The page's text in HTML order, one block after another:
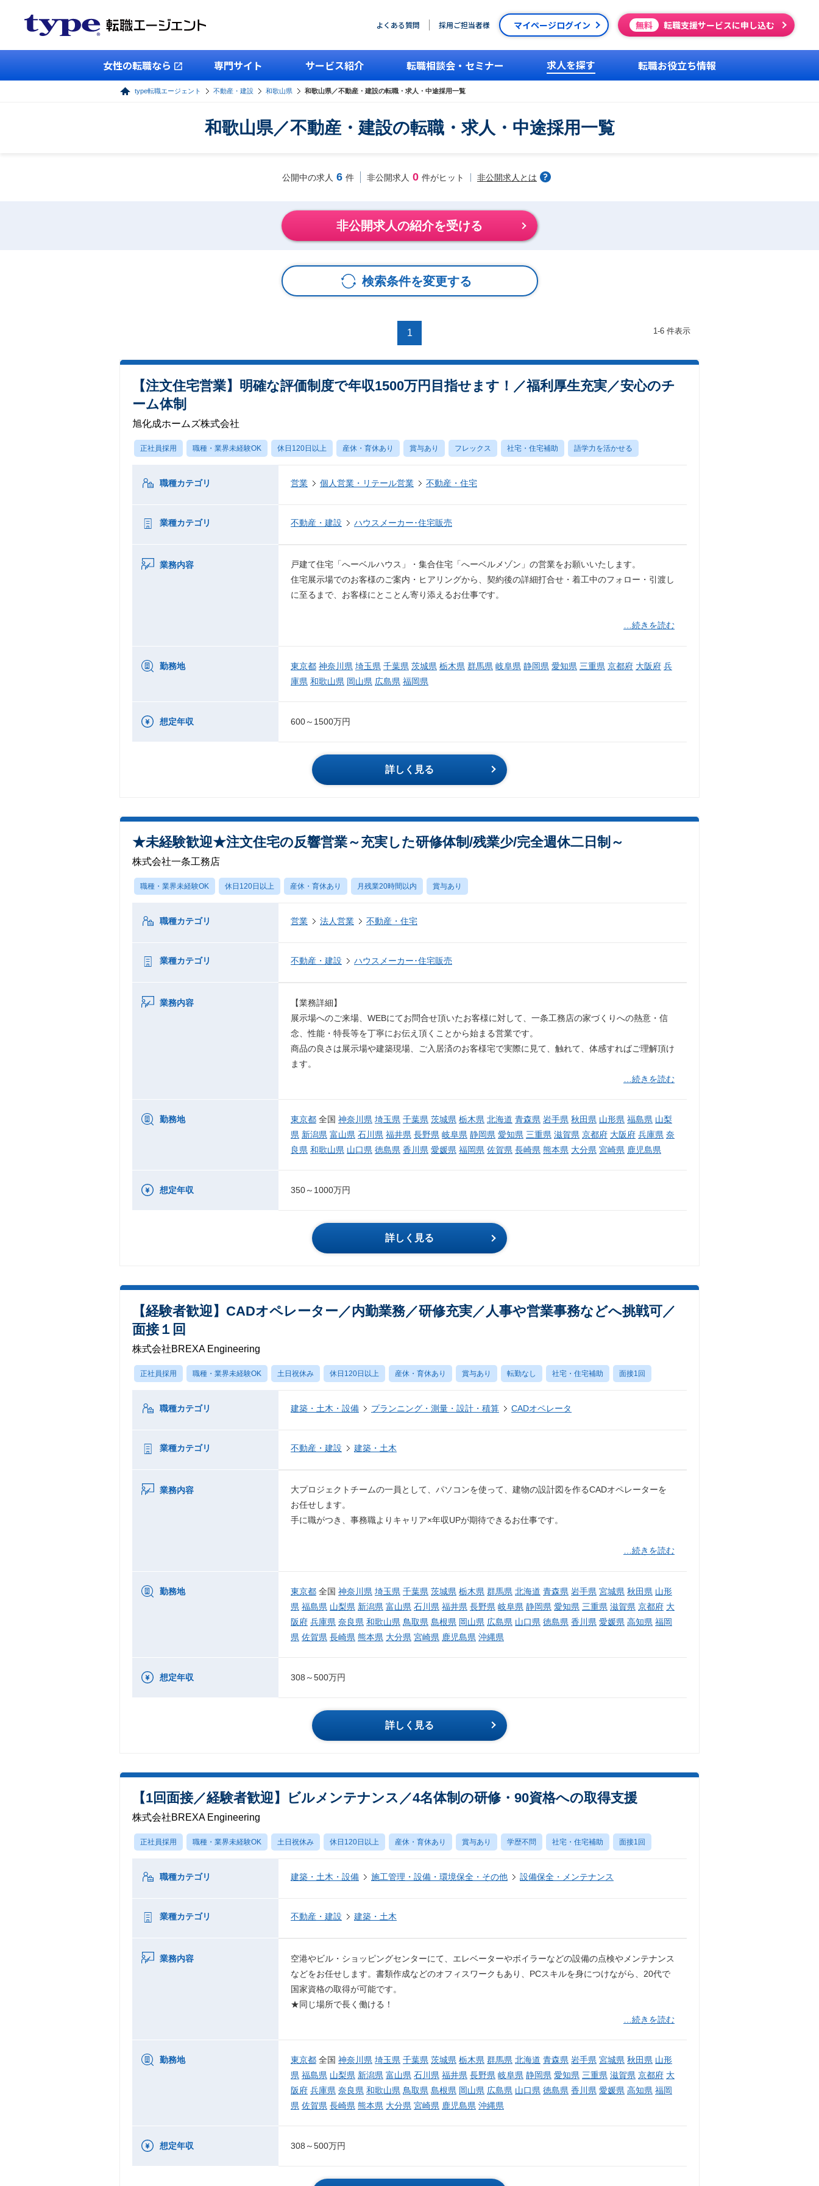
よくある質問 採用ご担当者様 マイページログイン 無料 転職支援サービスに申し込む
女性の転職なら 専門サイト サービス紹介 転職相談会・セミナー 求人を探す 転職お役立ち情報
type転職エージェント 不動産・建設 和歌山県 和歌山県／不動産・建設の転職・求人・中途採用一覧
和歌山県／不動産・建設の転職・求人・中途採用一覧
公開中の求人 6 件 非公開求人 0 件がヒット 非公開求人とは
非公開求人の紹介を受ける
検索条件を変更する
1 1-6 件表示
【注文住宅営業】明確な評価制度で年収1500万円目指せます！／福利厚生充実／安心のチ
ーム体制
旭化成ホームズ株式会社
正社員採用 職種・業界未経験OK 休日120日以上 産休・育休あり 賞与あり フレックス 社宅・住宅補助 語学力を活かせる
職種カテゴリ 営業 個人営業・リテール営業 不動産・住宅
業種カテゴリ 不動産・建設 ハウスメーカー･住宅販売
業務内容
戸建て住宅「へーベルハウス」・集合住宅「へーベルメゾン」の営業をお願いいたします。
住宅展示場でのお客様のご案内・ヒアリングから、契約後の詳細打合せ・着工中のフォロー・引渡し
に至るまで、お客様にとことん寄り添えるお仕事です。
…続きを読む
勤務地 東京都 神奈川県 埼玉県 千葉県 茨城県 栃木県 群馬県 岐阜県 静岡県 愛知県 三重県 京都府 大阪府 兵
庫県 和歌山県 岡山県 広島県 福岡県
想定年収 600～1500万円
詳しく見る
★未経験歓迎★注文住宅の反響営業～充実した研修体制/残業少/完全週休二日制～
株式会社一条工務店
職種・業界未経験OK 休日120日以上 産休・育休あり 月残業20時間以内 賞与あり
職種カテゴリ 営業 法人営業 不動産・住宅
業種カテゴリ 不動産・建設 ハウスメーカー･住宅販売
業務内容
【業務詳細】
展示場へのご来場、WEBにてお問合せ頂いたお客様に対して、一条工務店の家づくりへの熱意・信
念、性能・特長等を丁寧にお伝え頂くことから始まる営業です。
商品の良さは展示場や建築現場、ご入居済のお客様宅で実際に見て、触れて、体感すればご理解頂け
ます。
…続きを読む
勤務地 東京都 全国 神奈川県 埼玉県 千葉県 茨城県 栃木県 北海道 青森県 岩手県 秋田県 山形県 福島県 山梨
県 新潟県 富山県 石川県 福井県 長野県 岐阜県 静岡県 愛知県 三重県 滋賀県 京都府 大阪府 兵庫県 奈
良県 和歌山県 山口県 徳島県 香川県 愛媛県 福岡県 佐賀県 長崎県 熊本県 大分県 宮崎県 鹿児島県
想定年収 350～1000万円
詳しく見る
【経験者歓迎】CADオペレーター／内勤業務／研修充実／人事や営業事務などへ挑戦可／
面接１回
株式会社BREXA Engineering
正社員採用 職種・業界未経験OK 土日祝休み 休日120日以上 産休・育休あり 賞与あり 転勤なし 社宅・住宅補助 面接1回
職種カテゴリ 建築・土木・設備 プランニング・測量・設計・積算 CADオペレータ
業種カテゴリ 不動産・建設 建築・土木
業務内容
大プロジェクトチームの一員として、パソコンを使って、建物の設計図を作るCADオペレーターを
お任せします。
手に職がつき、事務職よりキャリア×年収UPが期待できるお仕事です。
…続きを読む
勤務地 東京都 全国 神奈川県 埼玉県 千葉県 茨城県 栃木県 群馬県 北海道 青森県 岩手県 宮城県 秋田県 山形
県 福島県 山梨県 新潟県 富山県 石川県 福井県 長野県 岐阜県 静岡県 愛知県 三重県 滋賀県 京都府 大
阪府 兵庫県 奈良県 和歌山県 鳥取県 島根県 岡山県 広島県 山口県 徳島県 香川県 愛媛県 高知県 福岡
県 佐賀県 長崎県 熊本県 大分県 宮崎県 鹿児島県 沖縄県
想定年収 308～500万円
詳しく見る
【1回面接／経験者歓迎】ビルメンテナンス／4名体制の研修・90資格への取得支援
株式会社BREXA Engineering
正社員採用 職種・業界未経験OK 土日祝休み 休日120日以上 産休・育休あり 賞与あり 学歴不問 社宅・住宅補助 面接1回
職種カテゴリ 建築・土木・設備 施工管理・設備・環境保全・その他 設備保全・メンテナンス
業種カテゴリ 不動産・建設 建築・土木
業務内容
空港やビル・ショッピングセンターにて、エレベーターやボイラーなどの設備の点検やメンテナンス
などをお任せします。書類作成などのオフィスワークもあり、PCスキルを身につけながら、20代で
国家資格の取得が可能です。
★同じ場所で長く働ける！
…続きを読む
勤務地 東京都 全国 神奈川県 埼玉県 千葉県 茨城県 栃木県 群馬県 北海道 青森県 岩手県 宮城県 秋田県 山形
県 福島県 山梨県 新潟県 富山県 石川県 福井県 長野県 岐阜県 静岡県 愛知県 三重県 滋賀県 京都府 大
阪府 兵庫県 奈良県 和歌山県 鳥取県 島根県 岡山県 広島県 山口県 徳島県 香川県 愛媛県 高知県 福岡
県 佐賀県 長崎県 熊本県 大分県 宮崎県 鹿児島県 沖縄県
想定年収 308～500万円